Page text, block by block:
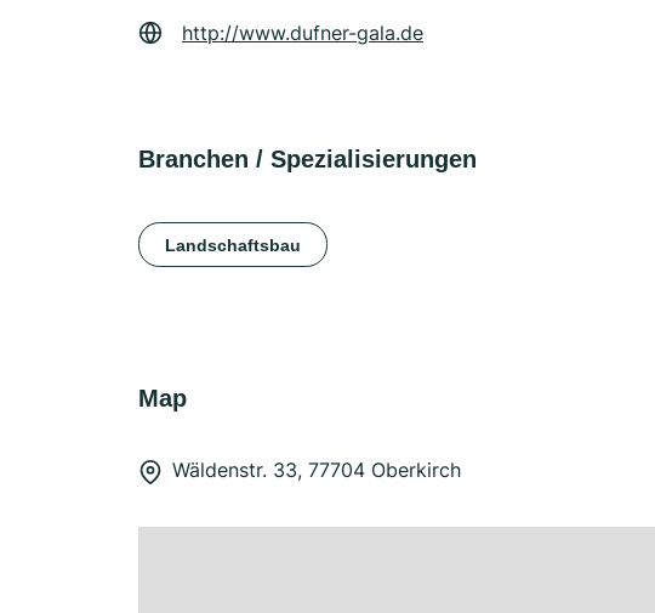
http://www.dufner-gala.de
Branchen / Spezialisierungen
Landschaftsbau
Map
Wäldenstr. 33, 77704 Oberkirch